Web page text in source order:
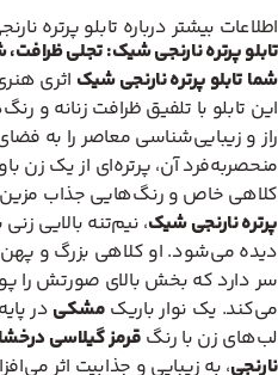
اطلاعات بیشتر درباره تابلو پرتره
تابلو پرتره نارنجی شیک: تجلی
شما تابلو پرتره نارنجی شیک اثری
این تابلو با تلفیق ظرافت زنانه و
راز و زیبایی‌شناسی معاصر را به
منحصربه‌فرد آن، پرتره‌ای از یک زن
کلاهی خاص و رنگ‌هایی جذاب
پرتره نارنجی شیک، نیم‌تنه بالایی
دیده می‌شود. او کلاهی بزرگ و
سر دارد که بخش بالای صورتش را
می‌کند. یک نوار باریک مشکی در
لب‌های زن با رنگ قرمز گیلاسی
نارنجی، به زیبایی و جذابیت اثر